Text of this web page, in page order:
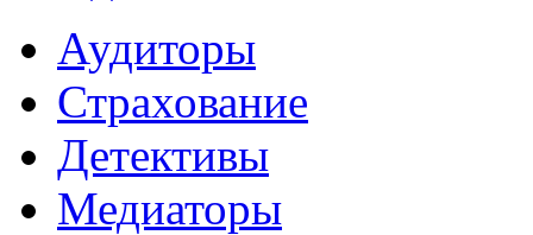
Аудиторы
Страхование
Детективы
Медиаторы